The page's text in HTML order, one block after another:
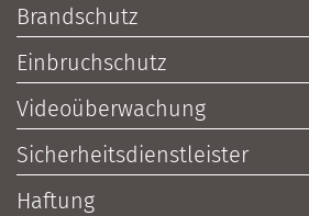
Brandschutz
Einbruchschutz
Videoüberwachung
Sicherheitsdienstleister
Haftung